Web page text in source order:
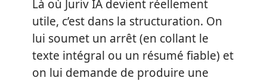
Là où Juriv IA devient réellement
utile, c’est dans la structuration. On
lui soumet un arrêt (en collant le
texte intégral ou un résumé fiable) et
on lui demande de produire une